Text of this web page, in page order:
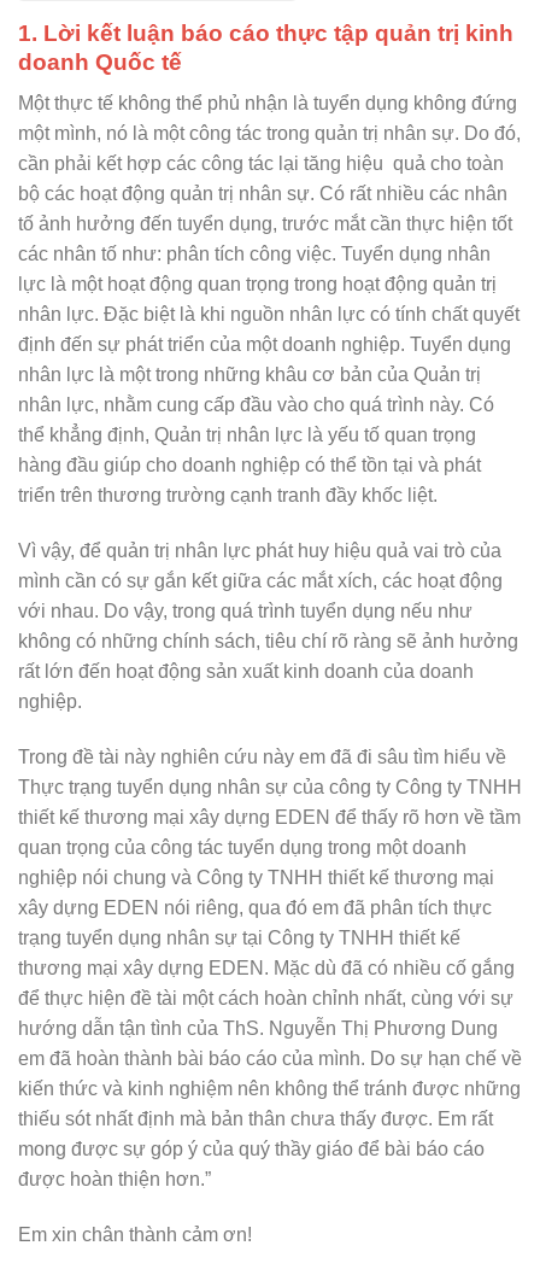
1. Lời kết luận báo cáo thực tập quản trị kinh
doanh Quốc tế
Một thực tế không thể phủ nhận là tuyển dụng không đứng
một mình, nó là một công tác trong quản trị nhân sự. Do đó,
cần phải kết hợp các công tác lại tăng hiệu quả cho toàn
bộ các hoạt động quản trị nhân sự. Có rất nhiều các nhân
tố ảnh hưởng đến tuyển dụng, trước mắt cần thực hiện tốt
các nhân tố như: phân tích công việc. Tuyển dụng nhân
lực là một hoạt động quan trọng trong hoạt động quản trị
nhân lực. Đặc biệt là khi nguồn nhân lực có tính chất quyết
định đến sự phát triển của một doanh nghiệp. Tuyển dụng
nhân lực là một trong những khâu cơ bản của Quản trị
nhân lực, nhằm cung cấp đầu vào cho quá trình này. Có
thể khẳng định, Quản trị nhân lực là yếu tố quan trọng
hàng đầu giúp cho doanh nghiệp có thể tồn tại và phát
triển trên thương trường cạnh tranh đầy khốc liệt.
Vì vậy, để quản trị nhân lực phát huy hiệu quả vai trò của
mình cần có sự gắn kết giữa các mắt xích, các hoạt động
với nhau. Do vậy, trong quá trình tuyển dụng nếu như
không có những chính sách, tiêu chí rõ ràng sẽ ảnh hưởng
rất lớn đến hoạt động sản xuất kinh doanh của doanh
nghiệp.
Trong đề tài này nghiên cứu này em đã đi sâu tìm hiểu về
Thực trạng tuyển dụng nhân sự của công ty Công ty TNHH
thiết kế thương mại xây dựng EDEN để thấy rõ hơn về tầm
quan trọng của công tác tuyển dụng trong một doanh
nghiệp nói chung và Công ty TNHH thiết kế thương mại
xây dựng EDEN nói riêng, qua đó em đã phân tích thực
trạng tuyển dụng nhân sự tại Công ty TNHH thiết kế
thương mại xây dựng EDEN. Mặc dù đã có nhiều cố gắng
để thực hiện đề tài một cách hoàn chỉnh nhất, cùng với sự
hướng dẫn tận tình của ThS. Nguyễn Thị Phương Dung
em đã hoàn thành bài báo cáo của mình. Do sự hạn chế về
kiến thức và kinh nghiệm nên không thể tránh được những
thiếu sót nhất định mà bản thân chưa thấy được. Em rất
mong được sự góp ý của quý thầy giáo để bài báo cáo
được hoàn thiện hơn.”
Em xin chân thành cảm ơn!